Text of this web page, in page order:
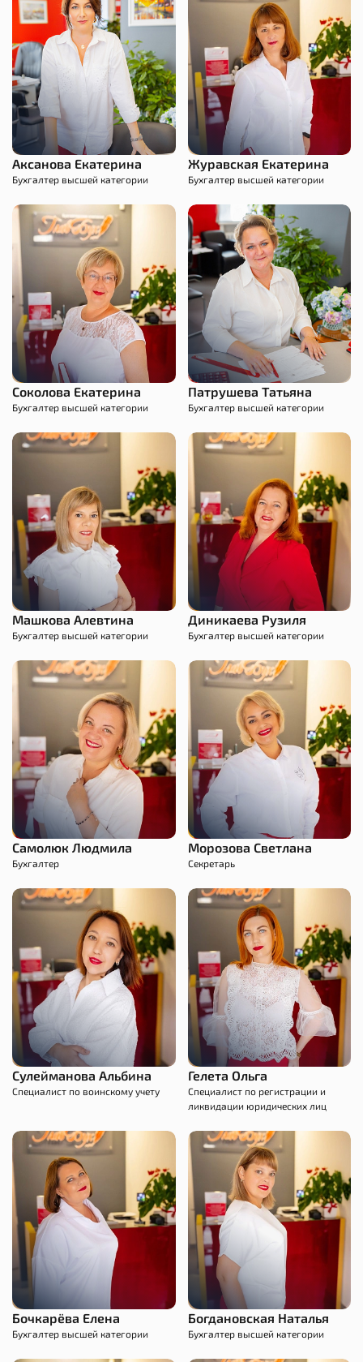
Аксанова Екатерина
Бухгалтер высшей категории
Журавская Екатерина
Бухгалтер высшей категории
Соколова Екатерина
Бухгалтер высшей категории
Патрушева Татьяна
Бухгалтер высшей категории
Машкова Алевтина
Бухгалтер высшей категории
Диникаева Рузиля
Бухгалтер высшей категории
Самолюк Людмила
Бухгалтер
Морозова Светлана
Секретарь
Сулейманова Альбина
Специалист по воинскому учету
Гелета Ольга
Специалист по регистрации и
ликвидации юридических лиц
Бочкарёва Елена
Бухгалтер высшей категории
Богдановская Наталья
Бухгалтер высшей категории